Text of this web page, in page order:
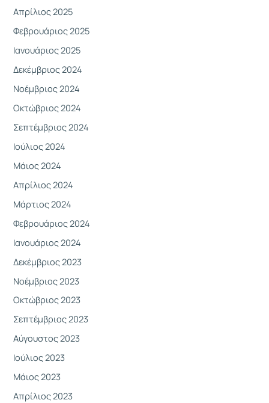
Απρίλιος 2025
Φεβρουάριος 2025
Ιανουάριος 2025
Δεκέμβριος 2024
Νοέμβριος 2024
Οκτώβριος 2024
Σεπτέμβριος 2024
Ιούλιος 2024
Μάιος 2024
Απρίλιος 2024
Μάρτιος 2024
Φεβρουάριος 2024
Ιανουάριος 2024
Δεκέμβριος 2023
Νοέμβριος 2023
Οκτώβριος 2023
Σεπτέμβριος 2023
Αύγουστος 2023
Ιούλιος 2023
Μάιος 2023
Απρίλιος 2023